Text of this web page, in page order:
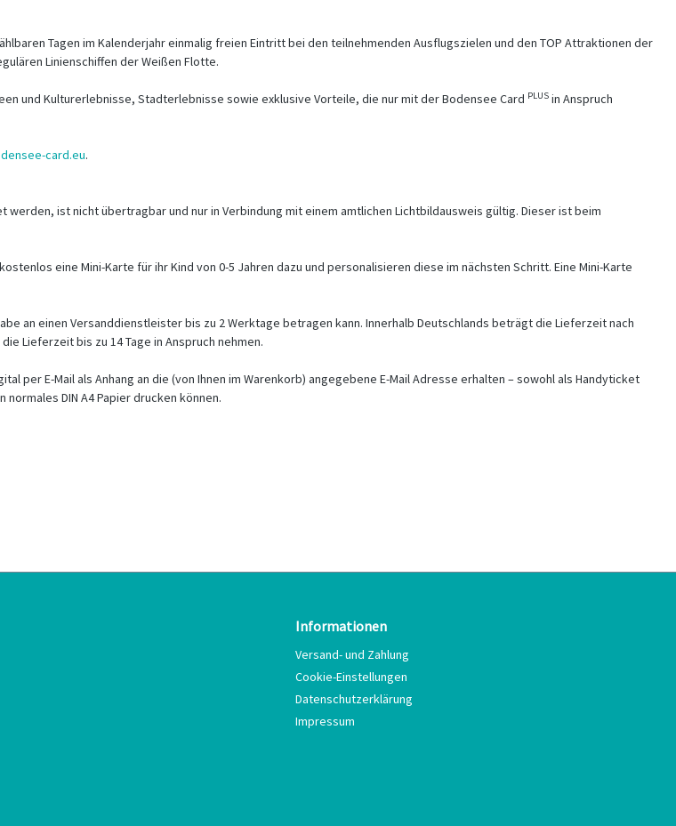
Tagen im Kalenderjahr einmalig freien Eintritt bei den teilnehmenden Ausflugszielen und den TOP Attraktionen der
Linienschiffen der Weißen Flotte.
und Kulturerlebnisse, Stadterlebnisse sowie exklusive Vorteile, die nur mit der Bodensee Card PLUS in Anspruch
card.eu.
ist nicht übertragbar und nur in Verbindung mit einem amtlichen Lichtbildausweis gültig. Dieser ist beim
eine Mini-Karte für ihr Kind von 0-5 Jahren dazu und personalisieren diese im nächsten Schritt. Eine Mini-Karte
an einen Versanddienstleister bis zu 2 Werktage betragen kann. Innerhalb Deutschlands beträgt die Lieferzeit nach
Lieferzeit bis zu 14 Tage in Anspruch nehmen.
per E-Mail als Anhang an die (von Ihnen im Warenkorb) angegebene E-Mail Adresse erhalten – sowohl als Handyticket
DIN A4 Papier drucken können.
Informationen
Versand- und Zahlung
Cookie-Einstellungen
Datenschutzerklärung
Impressum